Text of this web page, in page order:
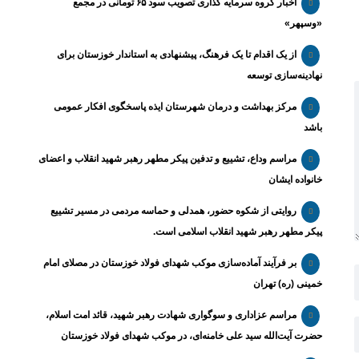
اخبار گروه سرمایه گذاری تصویب سود ۶۵ تومانی در مجمع
«وسپهر»
از یک اقدام تا یک فرهنگ، پیشنهادی به استاندار خوزستان برای
نهادینه‌سازی توسعه
مرکز بهداشت و درمان شهرستان ایذه پاسخگوی افکار عمومی
باشد
مراسم وداع، تشییع و تدفین پیکر مطهر رهبر شهید انقلاب و اعضای
خانواده ایشان
روایتی از شکوه حضور، همدلی و حماسه مردمی در مسیر تشییع
پیکر مطهر رهبر شهید انقلاب اسلامی است.
بر فرآیند آماده‌سازی موکب شهدای فولاد خوزستان در مصلای امام
خمینی (ره) تهران
مراسم عزاداری و سوگواری شهادت رهبر شهید، قائد امت اسلام،
حضرت آیت‌الله سید علی خامنه‌ای، در موکب شهدای فولاد خوزستان